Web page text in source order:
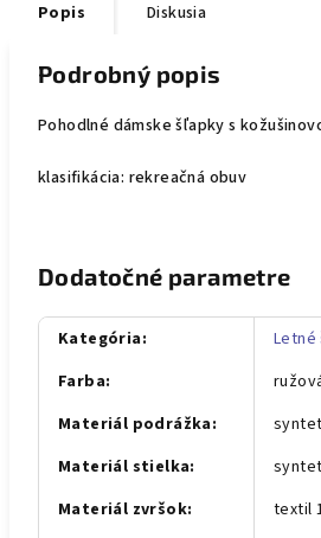
Popis Diskusia
Podrobný popis
Pohodlné dámske šľapky s
klasifikácia: rekreačná obuv
Dodatočné parametre
Kategória:
Farba:
Materiál podrážka:
Materiál stielka:
Materiál zvršok:
textil